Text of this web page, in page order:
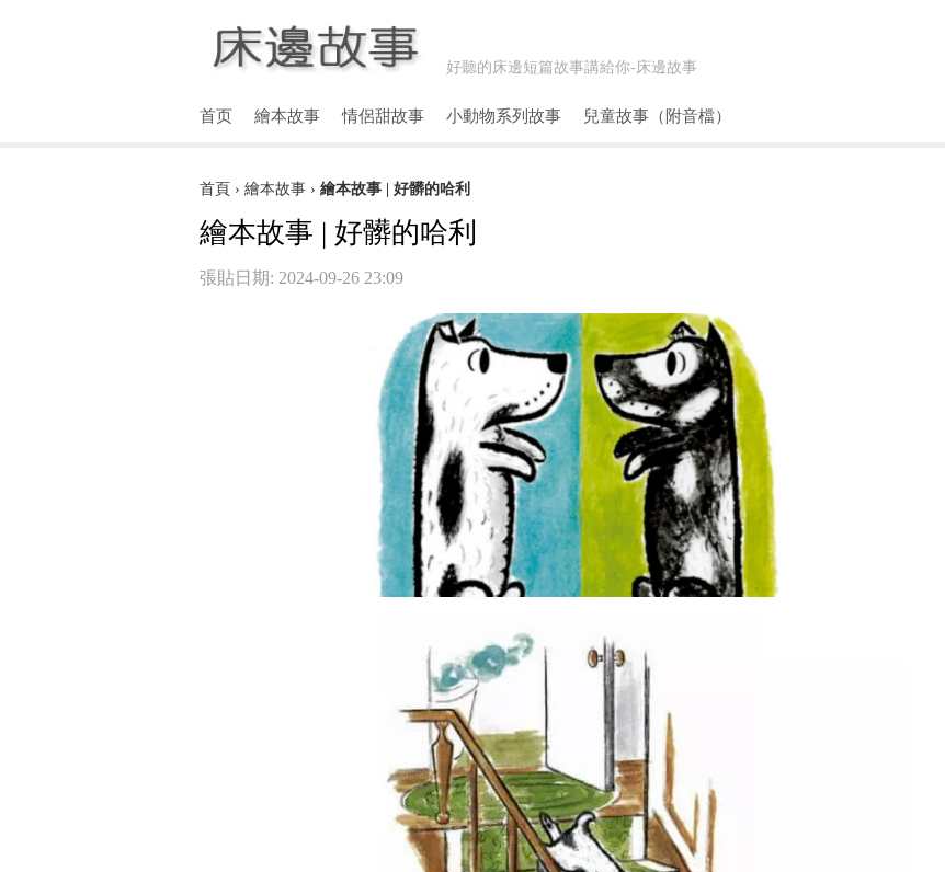
好聽的床邊短篇故事講給你-床邊故事
首页 繪本故事 情侶甜故事 小動物系列故事 兒童故事（附音檔）
首頁 › 繪本故事 › 繪本故事 | 好髒的哈利
繪本故事 | 好髒的哈利
張貼日期: 2024-09-26 23:09